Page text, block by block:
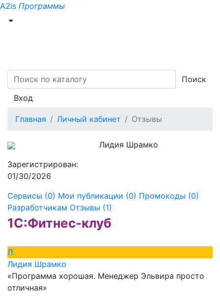
A2is Программы
Поиск
Вход
Главная Личный кабинет Отзывы
Лидия Шрамко
Зарегистрирован:
01/30/2026
Сервисы (0) Мои публикации (0) Промокоды (0)
Разработчикам Отзывы (1)
1С:Фитнес-клуб
Л
Лидия Шрамко
«Программа хорошая. Менеджер Эльвира просто
отличная»